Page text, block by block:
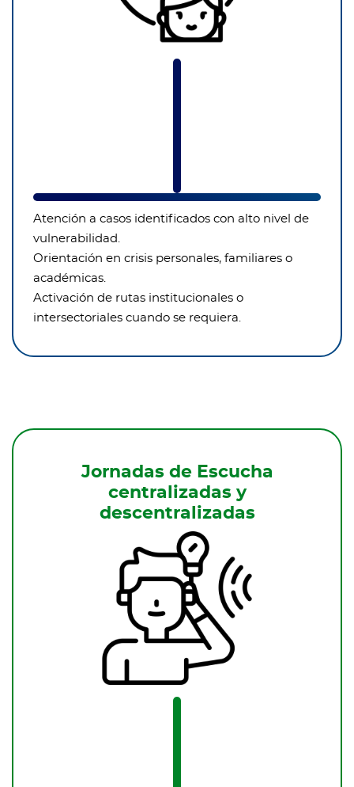
Atención a casos identificados con alto nivel de
vulnerabilidad.
Orientación en crisis personales, familiares o
académicas.
Activación de rutas institucionales o
intersectoriales cuando se requiera.
Jornadas de Escucha
centralizadas y
descentralizadas